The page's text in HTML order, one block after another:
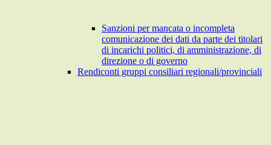
Sanzioni per mancata o incompleta
comunicazione dei dati da parte dei titolari
di incarichi politici, di amministrazione, di
direzione o di governo
Rendiconti gruppi consiliari regionali/provinciali